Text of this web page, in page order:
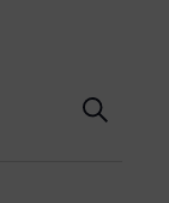
Suche